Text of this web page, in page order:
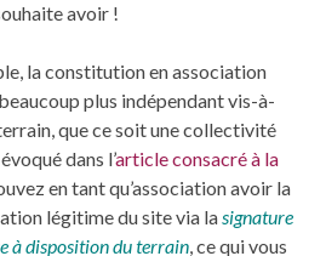
avoir !
la constitution en association
plus indépendant vis-à-
que ce soit une collectivité
dans l’article consacré à la
en tant qu’association avoir la
légitime du site via lasignature
à disposition du terrain, ce qui vous